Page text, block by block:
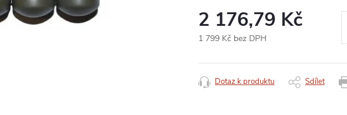
2 176,79 Kč
1 799 Kč bez DPH
cena:
Dotaz k produktu Sdílet